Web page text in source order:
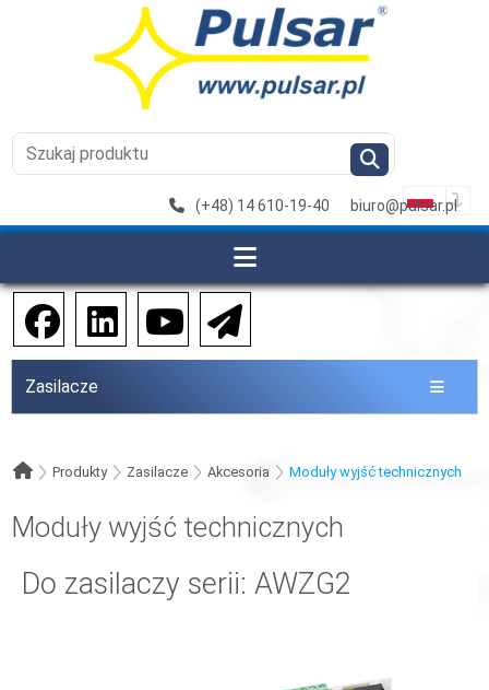
(+48) 14 610-19-40 biuro@pulsar.pl
Zasilacze
Produkty Zasilacze Akcesoria Moduły wyjść technicznych
Moduły wyjść technicznych
Do zasilaczy serii: AWZG2